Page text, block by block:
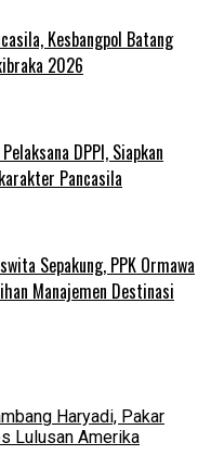
Kesbangpol Batang
2026
DPPI, Siapkan
Pancasila
Sepakung, PPK Ormawa
Manajemen Destinasi
Haryadi, Pakar
Lulusan Amerika